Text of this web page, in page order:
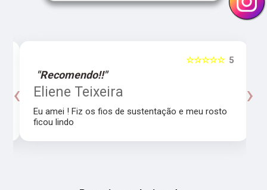
5
☆☆☆☆☆
"Recomendo!!"
Eliene Teixeira
Eu amei ! Fiz os fios de sustentação e meu rosto
ficou lindo
‹ ›